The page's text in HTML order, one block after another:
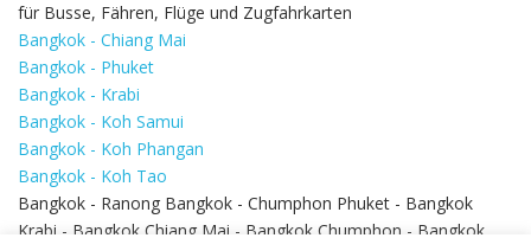
für Busse, Fähren, Flüge und Zugfahrkarten
Bangkok - Chiang Mai
Bangkok - Phuket
Bangkok - Krabi
Bangkok - Koh Samui
Bangkok - Koh Phangan
Bangkok - Koh Tao
Bangkok - Ranong Bangkok - Chumphon Phuket - Bangkok
Krabi - Bangkok Chiang Mai - Bangkok Chumphon - Bangkok